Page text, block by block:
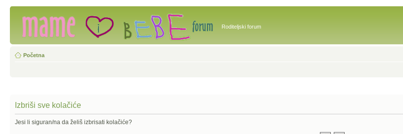
Roditeljski forum
Početna
Izbriši sve kolačiće
Jesi li siguran/na da želiš izbrisati kolačiće?